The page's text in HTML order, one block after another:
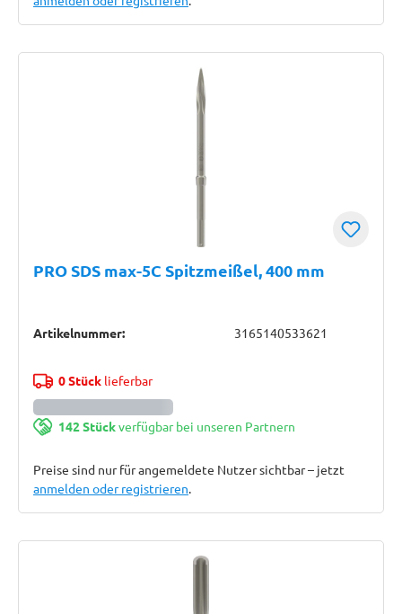
PRO SDS max-5C Spitzmeißel, 400 mm
Artikelnummer: 3165140533621
0 Stücklieferbar
142 Stückverfügbar bei unseren Partnern
Preise sind nur für angemeldete Nutzer sichtbar – jetzt
anmelden oder registrieren.